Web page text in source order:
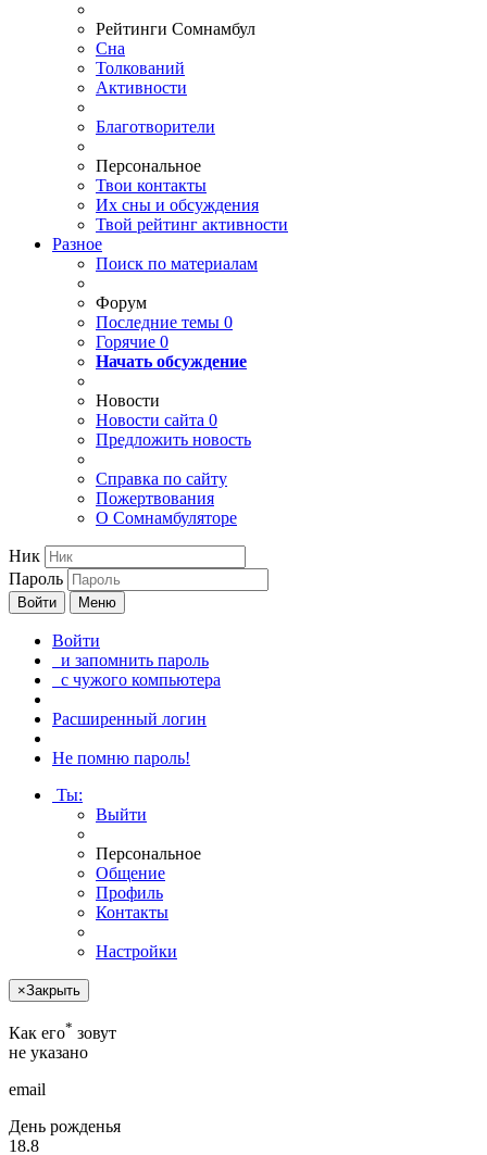
Рейтинги Сомнамбул
Сна
Толкований
Активности
Благотворители
Персональное
Твои контакты
Их сны и обсуждения
Твой рейтинг активности
Разное
Поиск по материалам
Форум
Последние темы 0
Горячие 0
Начать обсуждение
Новости
Новости сайта 0
Предложить новость
Справка по сайту
Пожертвования
О Сомнамбуляторе
Ник
Пароль
Войти Меню
Войти
и запомнить пароль
с чужого компьютера
Расширенный логин
Не помню пароль!
Ты:
Выйти
Персональное
Общение
Профиль
Контакты
Настройки
×Закрыть
Как его* зовут
не указано
email
День рожденья
18.8